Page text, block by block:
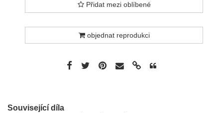
Přidat mezi oblíbené
objednat reprodukci
Související díla